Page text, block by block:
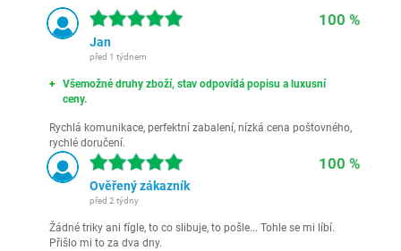
100 %
Jan
před 1 týdnem
Všemožné druhy zboží, stav odpovídá popisu a luxusní
ceny.
Rychlá komunikace, perfektní zabalení, nízká cena poštovného,
rychlé doručení.
100 %
Ověřený zákazník
před 2 týdny
Žádné triky ani fígle, to co slibuje, to pošle... Tohle se mi líbí.
Přišlo mi to za dva dny.